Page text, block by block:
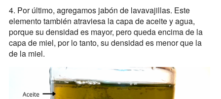
4. Por último, agregamos jabón de lavavajillas. Este
elemento también atraviesa la capa de aceite y agua,
porque su densidad es mayor, pero queda encima de la
capa de miel, por lo tanto, su densidad es menor que la
de la miel.